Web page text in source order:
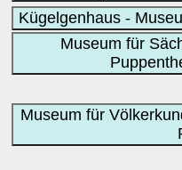
Kügelgenhaus -
Museum für
Museum für